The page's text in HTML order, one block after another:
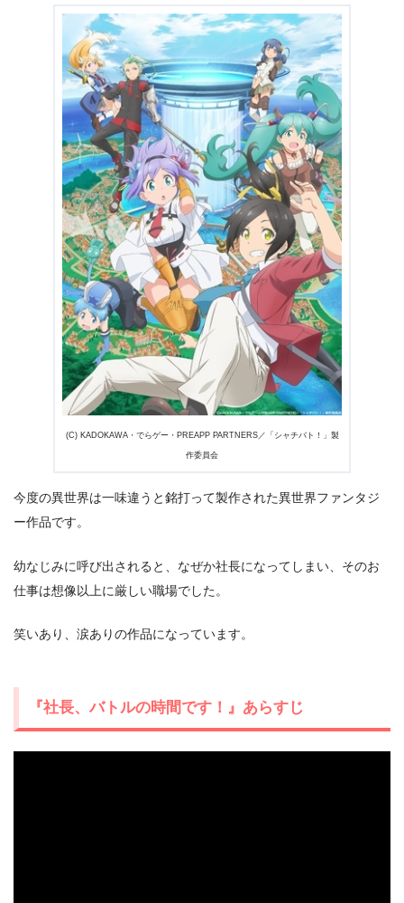
＼＼31日間無料!!お試し解約もOK／／
今すぐ無料でU-NEXTで見る
出典:U-NEXT
(C) KADOKAWA・でらゲー・PREAPP PARTNERS／「シャチバト！」製
作委員会
今度の異世界は一味違うと銘打って製作された異世界ファンタジ
ー作品です。
幼なじみに呼び出されると、なぜか社長になってしまい、そのお
仕事は想像以上に厳しい職場でした。
笑いあり、涙ありの作品になっています。
『社長、バトルの時間です！』あらすじ